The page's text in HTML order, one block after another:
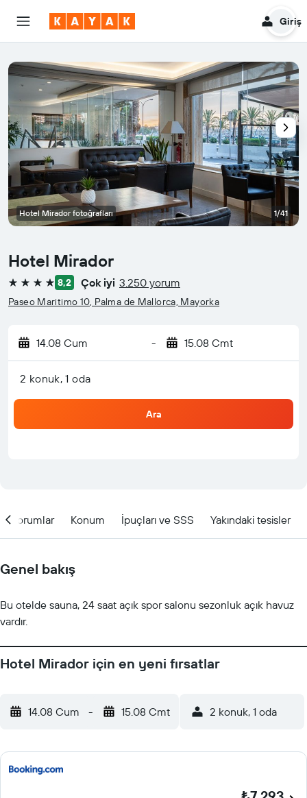
Giriş
Hotel Mirador
4 yıldız 8,2 Çok iyi 3.250 yorum
Paseo Maritimo 10, Palma de Mallorca, Mayorka
14.08 Cum - 15.08 Cmt
2 konuk, 1 oda
Ara
Hotel Mirador fotoğrafları 1/41
Yorumlar Konum İpuçları ve SSS Yakındaki tesisler
Genel bakış
Bu otelde sauna, 24 saat açık spor salonu sezonluk açık havuz
vardır.
Hotel Mirador için en yeni fırsatlar
14.08 Cum - 15.08 Cmt 2 konuk, 1 oda